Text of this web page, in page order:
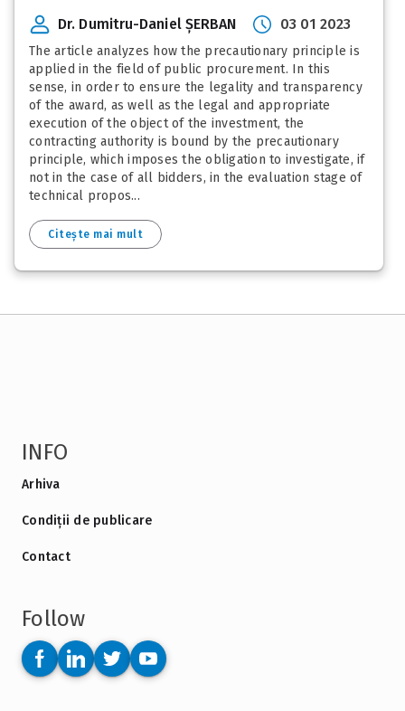
Dr. Dumitru-Daniel ȘERBAN 03 01 2023
The article analyzes how the precautionary principle is
applied in the field of public procurement. In this
sense, in order to ensure the legality and transparency
of the award, as well as the legal and appropriate
execution of the object of the investment, the
contracting authority is bound by the precautionary
principle, which imposes the obligation to investigate, if
not in the case of all bidders, in the evaluation stage of
technical propos...
Citește mai mult
INFO
Arhiva
Condiții de publicare
Contact
Follow